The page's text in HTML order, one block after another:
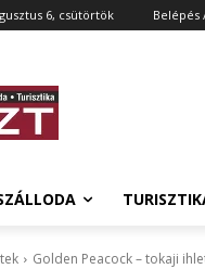
6, csütörtök Belépés
Golden Peacock – tokaji